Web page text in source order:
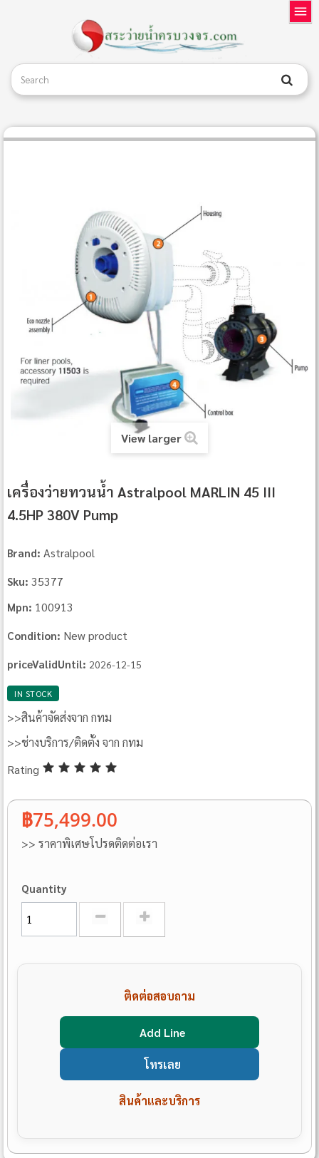
View larger
เครื่องว่ายทวนน้ำ Astralpool MARLIN 45 III
4.5HP 380V Pump
Brand: Astralpool
Sku: 35377
Mpn: 100913
Condition: New product
priceValidUntil: 2026-12-15
IN STOCK
>>สินค้าจัดส่งจาก กทม
>>ช่างบริการ/ติดตั้ง จาก กทม
Rating
฿75,499.00
>> ราคาพิเศษโปรดติดต่อเรา
Quantity
ติดต่อสอบถาม
Add Line
โทรเลย
สินค้าและบริการ